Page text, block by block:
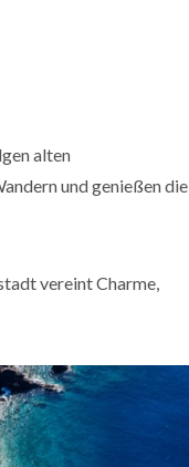
alten
und genießen die
vereint Charme,